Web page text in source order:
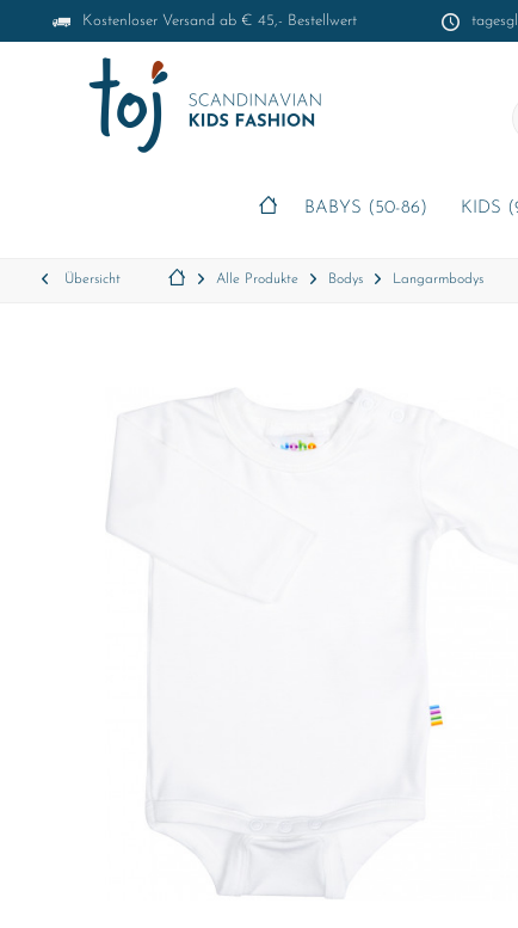
Kostenloser Versand ab € 45,- Bestellwert
BABYS (50-86) KIDS
Übersicht Alle Produkte Bodys Langarmbodys